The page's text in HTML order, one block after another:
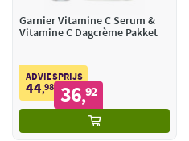
Garnier Vitamine C Serum &
Vitamine C Dagcrème Pakket
ADVIESPRIJS
44,98 36,92